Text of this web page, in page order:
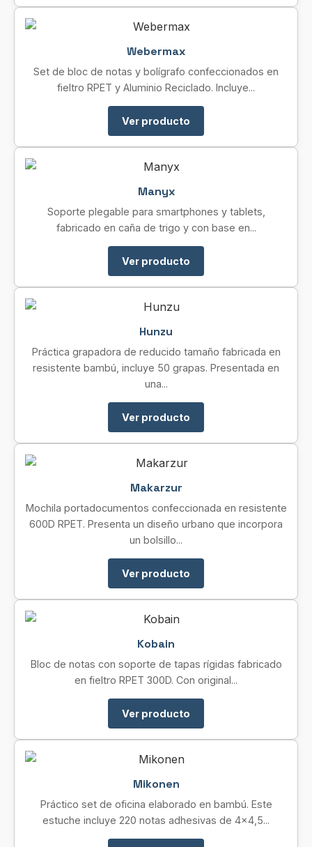
Webermax
Set de bloc de notas y bolígrafo confeccionados en
fieltro RPET y Aluminio Reciclado. Incluye...
Ver producto
Manyx
Soporte plegable para smartphones y tablets,
fabricado en caña de trigo y con base en...
Ver producto
Hunzu
Práctica grapadora de reducido tamaño fabricada en
resistente bambú, incluye 50 grapas. Presentada en
una...
Ver producto
Makarzur
Mochila portadocumentos confeccionada en resistente
600D RPET. Presenta un diseño urbano que incorpora
un bolsillo...
Ver producto
Kobain
Bloc de notas con soporte de tapas rígidas fabricado
en fieltro RPET 300D. Con original...
Ver producto
Mikonen
Práctico set de oficina elaborado en bambú. Este
estuche incluye 220 notas adhesivas de 4×4,5...